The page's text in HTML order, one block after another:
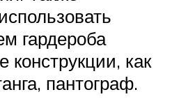
гардероба
конструкции, как
пантограф.